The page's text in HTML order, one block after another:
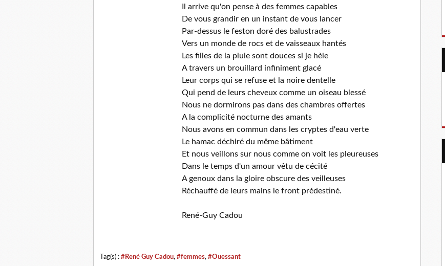
Il arrive qu'on pense à des femmes capables
De vous grandir en un instant de vous lancer
Par-dessus le feston doré des balustrades
Vers un monde de rocs et de vaisseaux hantés
Les filles de la pluie sont douces si je hèle
A travers un brouillard infiniment glacé
Leur corps qui se refuse et la noire dentelle
Qui pend de leurs cheveux comme un oiseau blessé
Nous ne dormirons pas dans des chambres offertes
A la complicité nocturne des amants
Nous avons en commun dans les cryptes d'eau verte
Le hamac déchiré du même bâtiment
Et nous veillons sur nous comme on voit les pleureuses
Dans le temps d'un amour vêtu de cécité
A genoux dans la gloire obscure des veilleuses
Réchauffé de leurs mains le front prédestiné.
René-Guy Cadou
Tag(s) : #René Guy Cadou, #femmes, #Ouessant